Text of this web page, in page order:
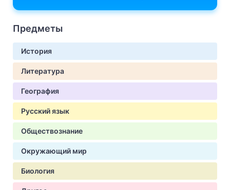
Предметы
История
Литература
География
Русский язык
Обществознание
Окружающий мир
Биология